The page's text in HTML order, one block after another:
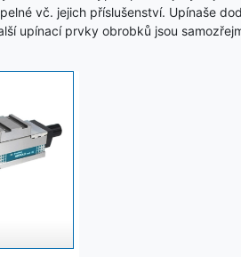
vč. jejich příslušenství. Upínaše
upínací prvky obrobků jsou